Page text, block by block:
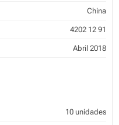
China
4202 12 91
Abril 2018
10 unidades